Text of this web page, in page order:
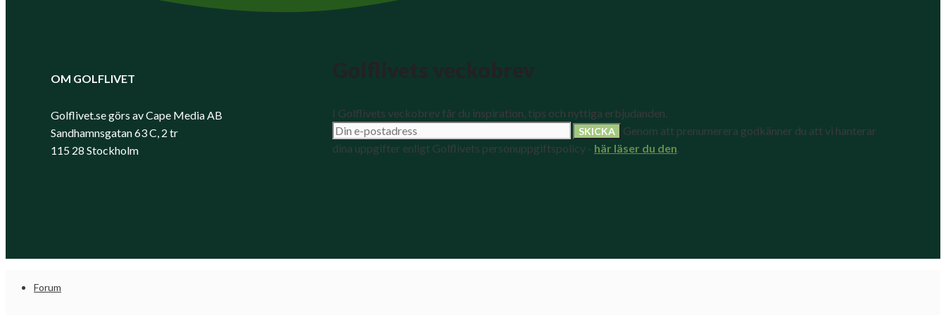
OM GOLFLIVET
Golflivet.se görs av Cape Media AB
Sandhamnsgatan 63 C, 2 tr
115 28 Stockholm
I Golflivets veckobrev får du inspiration, tips och nyttiga erbjudanden.
Genom att prenumerera godkänner du att vi hanterar
dina uppgifter enligt Golflivets personuppgiftspolicy - här läser du den
Forum